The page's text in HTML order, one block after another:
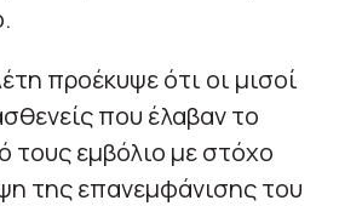
προέκυψε ότι οι μισοί
που έλαβαν το
τους εμβόλιο με στόχο
της επανεμφάνισης του